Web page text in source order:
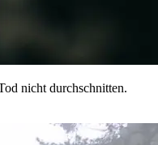
nicht durchschnitten.